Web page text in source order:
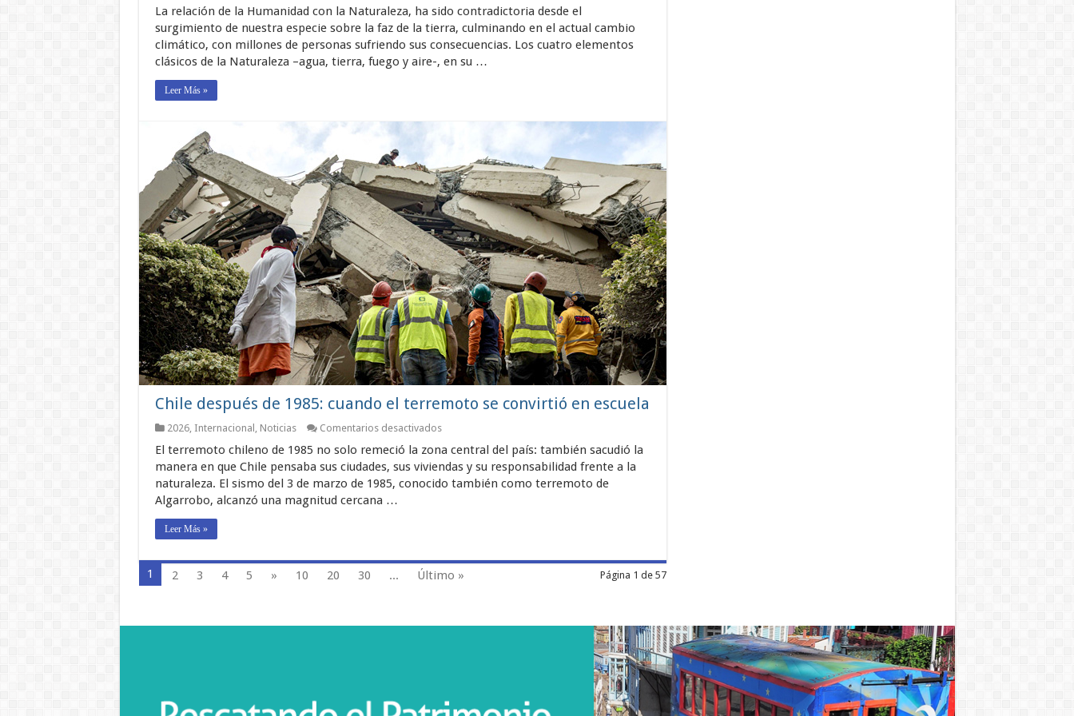
De
La
Chilena
3362
(Primera
La relación de la Humanidad con la Naturaleza, ha sido contradictoria desde el
surgimiento de nuestra especie sobre la faz de la tierra, culminando en el actual cambio
climático, con millones de personas sufriendo sus consecuencias. Los cuatro elementos
clásicos de la Naturaleza –agua, tierra, fuego y aire-, en su …
Leer Más »
Chile después de 1985: cuando el terremoto se convirtió en escuela
2026, Internacional , Noticias Comentarios desactivadosen
después
de
cuando
escuela
El terremoto chileno de 1985 no solo remeció la zona central del país: también sacudió la
manera en que Chile pensaba sus ciudades, sus viviendas y su responsabilidad frente a la
naturaleza. El sismo del 3 de marzo de 1985, conocido también como terremoto de
Algarrobo, alcanzó una magnitud cercana …
Leer Más »
Página 1 de 57
1 2 3 4 5 » 10 20 30 ... Último »